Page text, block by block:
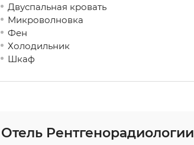
Двуспальная кровать
Микроволновка
Фен
Холодильник
Шкаф
Рентгенорадиологии